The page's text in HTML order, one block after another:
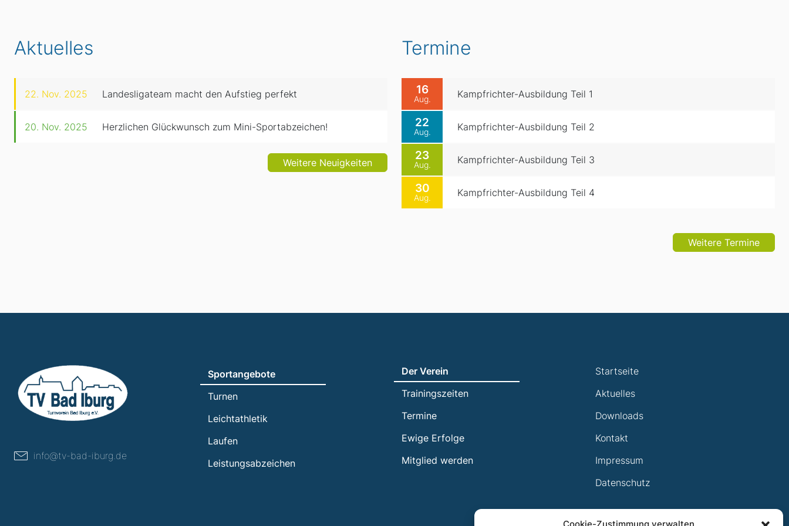
Aktuelles
22. Nov. 2025 Landesligateam macht den Aufstieg perfekt
20. Nov. 2025 Herzlichen Glückwunsch zum Mini-Sportabzeichen!
Weitere Neuigkeiten
Termine
16
Aug. Kampfrichter-Ausbildung Teil 1
22
Aug. Kampfrichter-Ausbildung Teil 2
23
Aug. Kampfrichter-Ausbildung Teil 3
30
Aug. Kampfrichter-Ausbildung Teil 4
Weitere Termine
info@tv-bad-iburg.de
Sportangebote
Turnen
Leichtathletik
Laufen
Leistungsabzeichen
Der Verein
Trainingszeiten
Termine
Ewige Erfolge
Mitglied werden
Startseite
Aktuelles
Downloads
Kontakt
Impressum
Datenschutz